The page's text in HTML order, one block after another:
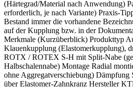
(Härtegrad/Material nach Anwendung)
erforderlich, je nach Variante) Praxis-
Bestand immer die vorhandene
auf der Kupplung bzw. in der
Merkmale (Kurzüberblick) Produkttyp
Klauenkupplung (Elastomerkupplung),
ROTX / ROTEX S-H mit Split-Nabe
Halbschalennabe) Montage Radial
ohne Aggregatverschiebung) Dämpfung
über Elastomer-Zahnkranz Hersteller